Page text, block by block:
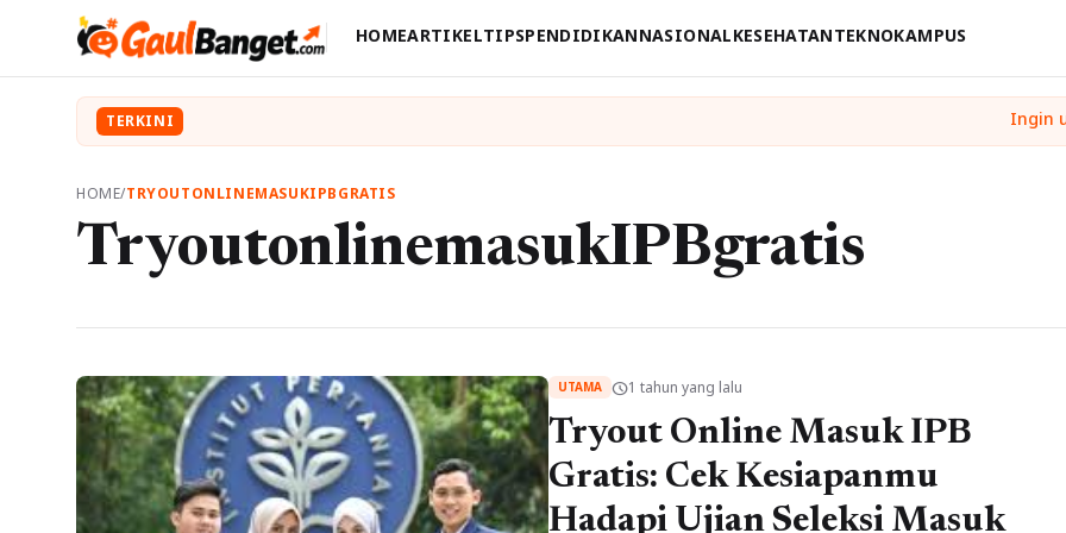
HOMEARTIKELTIPSPENDIDIKANNASIONALKESEHATANTEKNOKAMPUS
TERKINI
HOME/TRYOUTONLINEMASUKIPBGRATIS
TryoutonlinemasukIPBgratis
UTAMA schedule1 tahun yang lalu
Tryout Online Masuk IPB
Gratis: Cek Kesiapanmu
Hadapi Ujian Seleksi Masuk